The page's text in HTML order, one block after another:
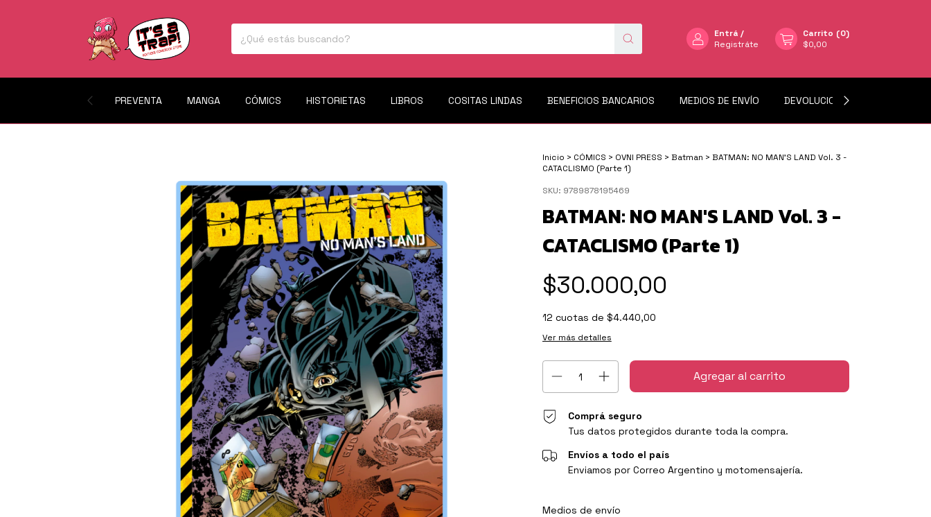
Entrá /
Registráte
Carrito (0)
$0,00
PREVENTA MANGA CÓMICS HISTORIETAS LIBROS COSITAS LINDAS BENEFICIOS BANCARIOS MEDIOS DE ENVÍO DEVOLUCIONES
Inicio > CÓMICS > OVNI PRESS > Batman > BATMAN: NO MAN'S LAND Vol. 3 -
CATACLISMO (Parte 1)
SKU: 9789878195469
BATMAN: NO MAN'S LAND Vol. 3 -
CATACLISMO (Parte 1)
$30.000,00
12 cuotas de $4.440,00
Ver más detalles
Comprá seguro
Tus datos protegidos durante toda la compra.
Envíos a todo el país
Enviamos por Correo Argentino y motomensajería.
Entregas para el CP:
Medios de envío